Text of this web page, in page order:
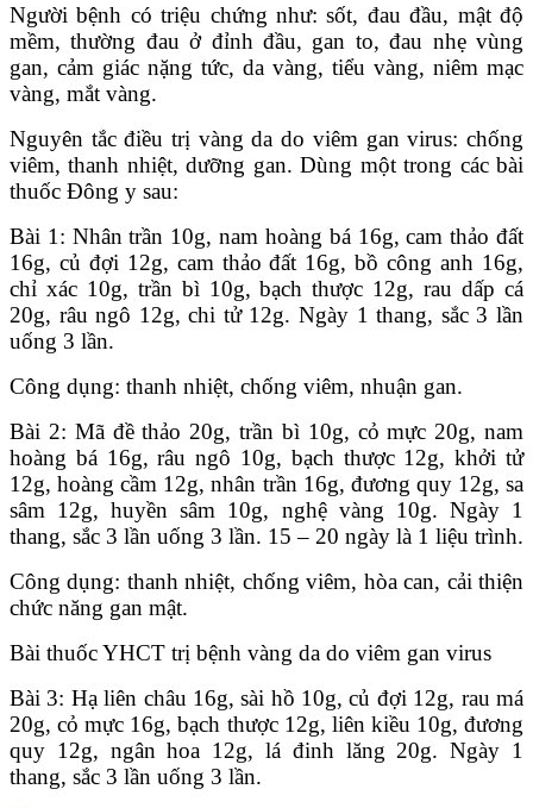
Người bệnh có triệu chứng như: sốt, đau đầu, mật độ
mềm, thường đau ở đỉnh đầu, gan to, đau nhẹ vùng
gan, cảm giác nặng tức, da vàng, tiểu vàng, niêm mạc
vàng, mắt vàng.
Nguyên tắc điều trị vàng da do viêm gan virus: chống
viêm, thanh nhiệt, dưỡng gan. Dùng một trong các bài
thuốc Đông y sau:
Bài 1: Nhân trần 10g, nam hoàng bá 16g, cam thảo đất
16g, củ đợi 12g, cam thảo đất 16g, bồ công anh 16g,
chỉ xác 10g, trần bì 10g, bạch thược 12g, rau dấp cá
20g, râu ngô 12g, chi tử 12g. Ngày 1 thang, sắc 3 lần
uống 3 lần.
Công dụng: thanh nhiệt, chống viêm, nhuận gan.
Bài 2: Mã đề thảo 20g, trần bì 10g, cỏ mực 20g, nam
hoàng bá 16g, râu ngô 10g, bạch thược 12g, khởi tử
12g, hoàng cầm 12g, nhân trần 16g, đương quy 12g, sa
sâm 12g, huyền sâm 10g, nghệ vàng 10g. Ngày 1
thang, sắc 3 lần uống 3 lần. 15 – 20 ngày là 1 liệu trình.
Công dụng: thanh nhiệt, chống viêm, hòa can, cải thiện
chức năng gan mật.
Bài thuốc YHCT trị bệnh vàng da do viêm gan virus
Bài 3: Hạ liên châu 16g, sài hồ 10g, củ đợi 12g, rau má
20g, cỏ mực 16g, bạch thược 12g, liên kiều 10g, đương
quy 12g, ngân hoa 12g, lá đinh lăng 20g. Ngày 1
thang, sắc 3 lần uống 3 lần.